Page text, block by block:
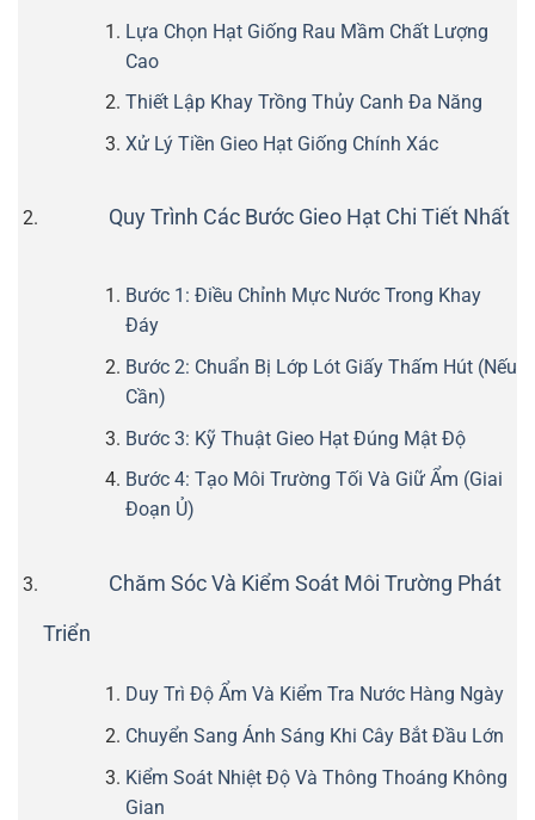
Lựa Chọn Hạt Giống Rau Mầm Chất Lượng
Cao
Thiết Lập Khay Trồng Thủy Canh Đa Năng
Xử Lý Tiền Gieo Hạt Giống Chính Xác
Quy Trình Các Bước Gieo Hạt Chi Tiết Nhất
Bước 1: Điều Chỉnh Mực Nước Trong Khay
Đáy
Bước 2: Chuẩn Bị Lớp Lót Giấy Thấm Hút (Nếu
Cần)
Bước 3: Kỹ Thuật Gieo Hạt Đúng Mật Độ
Bước 4: Tạo Môi Trường Tối Và Giữ Ẩm (Giai
Đoạn Ủ)
Chăm Sóc Và Kiểm Soát Môi Trường Phát
Triển
Duy Trì Độ Ẩm Và Kiểm Tra Nước Hàng Ngày
Chuyển Sang Ánh Sáng Khi Cây Bắt Đầu Lớn
Kiểm Soát Nhiệt Độ Và Thông Thoáng Không
Gian